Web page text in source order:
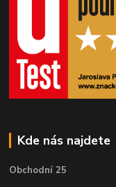
Kde nás najdete
Obchodní 25